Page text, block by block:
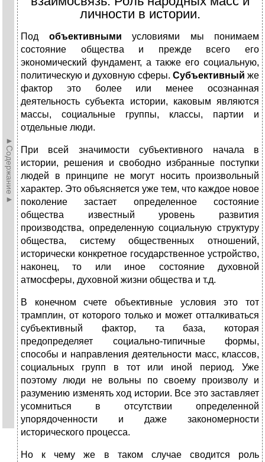
►Содержание►
личности в истории.
Под объективными условиями мы понимаем
состояние общества и прежде всего его
экономический фундамент, а также его социальную,
политическую и духовную сферы. Субъективный же
фактор это более или менее осознанная
деятельность субъекта истории, каковым являются
массы, социальные группы, классы, партии и
отдельные люди.
При всей значимости субъективного начала в
истории, решения и свободно избранные поступки
людей в принципе не могут носить произвольный
характер. Это объясняется уже тем, что каждое новое
поколение застает определенное состояние
общества известный уровень развития
производства, определенную социальную структуру
общества, систему общественных отношений,
исторически конкретное государственное устройство,
наконец, то или иное состояние духовной
атмосферы, духовной жизни общества и т.д.
В конечном счете объективные условия это тот
трамплин, от которого только и может отталкиваться
субъективный фактор, та база, которая
предопределяет социально-типичные формы,
способы и направления деятельности масс, классов,
социальных групп в тот или иной период. Уже
поэтому люди не вольны по своему произволу и
разумению изменять ход истории. Все это заставляет
усомниться в отсутствии определенной
упорядоченности и даже закономерности
исторического процесса.
Но к чему же в таком случае сводится роль